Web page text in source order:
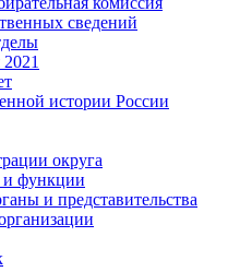
сведений
истории России
округа
и функции
и представительства